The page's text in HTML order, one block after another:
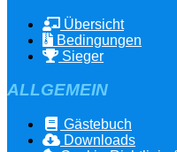
Übersicht
Bedingungen
Sieger
ALLGEMEIN
Gästebuch
Downloads